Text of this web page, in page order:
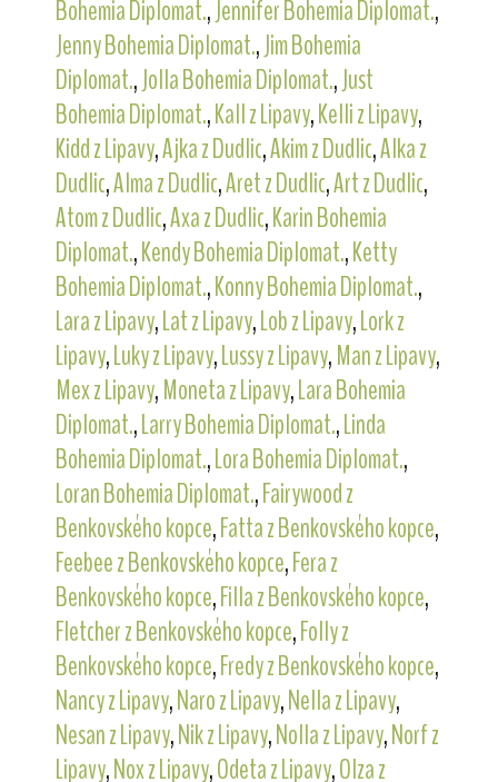
Bohemia Diplomat.,Jennifer Bohemia Diplomat.,
Jenny Bohemia Diplomat.,Jim Bohemia
Diplomat.,Jolla Bohemia Diplomat.,Just
Bohemia Diplomat.,Kall z Lipavy,Kelli z Lipavy,
Kidd z Lipavy,Ajka z Dudlic,Akim z Dudlic,Alka z
Dudlic,Alma z Dudlic,Aret z Dudlic,Art z Dudlic,
Atom z Dudlic,Axa z Dudlic,Karin Bohemia
Diplomat.,Kendy Bohemia Diplomat.,Ketty
Bohemia Diplomat.,Konny Bohemia Diplomat.,
Lara z Lipavy,Lat z Lipavy,Lob z Lipavy,Lork z
Lipavy,Luky z Lipavy,Lussy z Lipavy,Man z Lipavy,
Mex z Lipavy,Moneta z Lipavy,Lara Bohemia
Diplomat.,Larry Bohemia Diplomat.,Linda
Bohemia Diplomat.,Lora Bohemia Diplomat.,
Loran Bohemia Diplomat.,Fairywood z
Benkovského kopce,Fatta z Benkovského kopce,
Feebee z Benkovského kopce,Fera z
Benkovského kopce,Filla z Benkovského kopce,
Fletcher z Benkovského kopce,Folly z
Benkovského kopce,Fredy z Benkovského kopce,
Nancy z Lipavy,Naro z Lipavy,Nella z Lipavy,
Nesan z Lipavy,Nik z Lipavy,Nolla z Lipavy,Norf z
Lipavy,Nox z Lipavy,Odeta z Lipavy,Olza z